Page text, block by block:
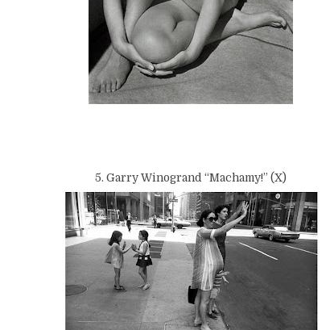
5. Garry Winogrand “Machamy!” (X)